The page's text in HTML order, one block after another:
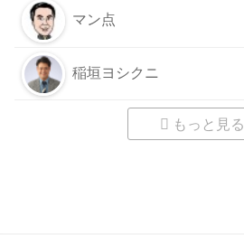
マン点
稲垣ヨシクニ
もっと見る